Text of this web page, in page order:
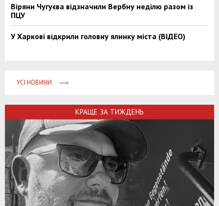
Віряни Чугуєва відзначили Вербну неділю разом із
ПЦУ
У Харкові відкрили головну ялинку міста (ВІДЕО)
УСІ НОВИНИ
КРАЩЕ ЗА ТИЖДЕНЬ